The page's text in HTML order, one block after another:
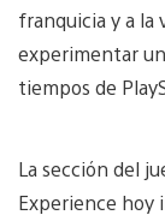
franquicia y a la
experimentar
tiempos de
La sección del
Experience hoy